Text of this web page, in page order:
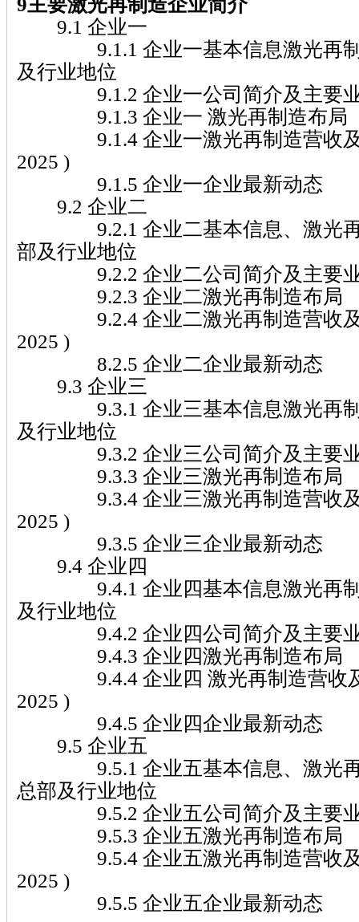
9.1 企业一
9.1.1 企业一基本信息激光再制
及行业地位
9.1.2 企业一公司简介及主要
9.1.3 企业一 激光再制造布局
9.1.4 企业一激光再制造营收及
2025 )
9.1.5 企业一企业最新动态
9.2 企业二
9.2.1 企业二基本信息、激光再
部及行业地位
9.2.2 企业二公司简介及主要
9.2.3 企业二激光再制造布局
9.2.4 企业二激光再制造营收及
2025 )
8.2.5 企业二企业最新动态
9.3 企业三
9.3.1 企业三基本信息激光再制
及行业地位
9.3.2 企业三公司简介及主要
9.3.3 企业三激光再制造布局
9.3.4 企业三激光再制造营收及
2025 )
9.3.5 企业三企业最新动态
9.4 企业四
9.4.1 企业四基本信息激光再制
及行业地位
9.4.2 企业四公司简介及主要
9.4.3 企业四激光再制造布局
9.4.4 企业四 激光再制造营收及
2025 )
9.4.5 企业四企业最新动态
9.5 企业五
9.5.1 企业五基本信息、激光再
总部及行业地位
9.5.2 企业五公司简介及主要
9.5.3 企业五激光再制造布局
9.5.4 企业五激光再制造营收及
2025 )
9.5.5 企业五企业最新动态